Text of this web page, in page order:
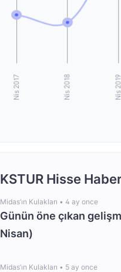
KSTUR Hisse
Midas’ın Kulakları •4 ay once
Günün öne çıkan
Nisan)
Midas’ın Kulakları • 5 ay once